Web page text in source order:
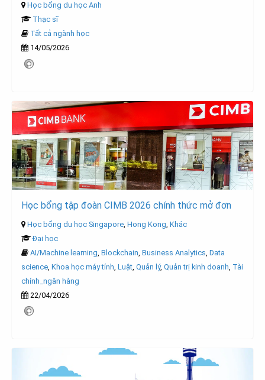
Học bổng du học Anh
Thạc sĩ
Tất cả ngành học
14/05/2026
Học bổng tập đoàn CIMB 2026 chính thức mở đơn
Học bổng du học Singapore Hong Kong Khác
Đại học
AI/Machine learning Blockchain Business Analytics Data
science Khoa học máy tính Luật Quản lý, Quản trị kinh doanh Tài
chính_ngân hàng
22/04/2026